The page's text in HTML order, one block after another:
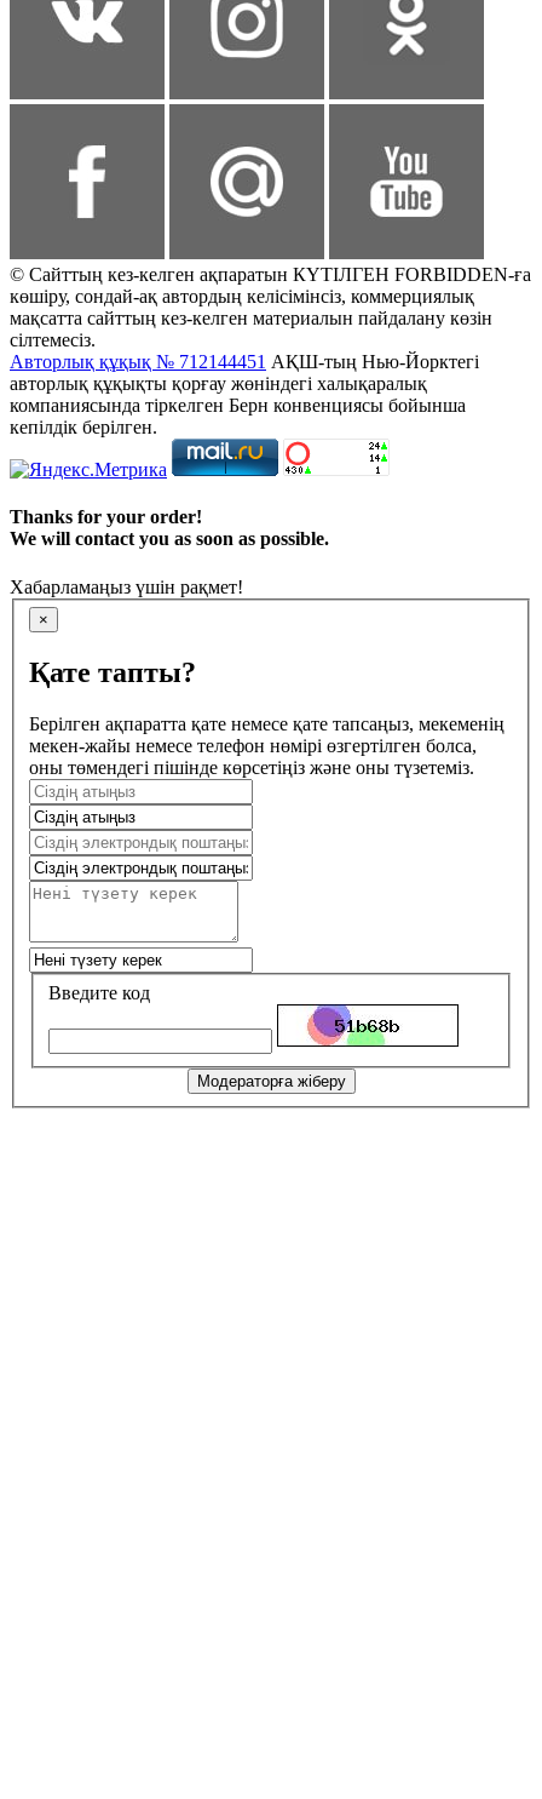
© Сайттың кез-келген ақпаратын КҮТІЛГЕН FORBIDDEN-ға
көшіру, сондай-ақ автордың келісімінсіз, коммерциялық
мақсатта сайттың кез-келген материалын пайдалану көзін
сілтемесіз.
Авторлық құқық № 712144451 АҚШ-тың Нью-Йорктегі
авторлық құқықты қорғау жөніндегі халықаралық
компаниясында тіркелген Берн конвенциясы бойынша
кепілдік берілген.
Thanks for your order!
We will contact you as soon as possible.
Хабарламаңыз үшін рақмет!
×
Қате тапты?
Берілген ақпаратта қате немесе қате тапсаңыз, мекеменің
мекен-жайы немесе телефон нөмірі өзгертілген болса,
оны төмендегі пішінде көрсетіңіз және оны түзетеміз.
Введите код
Модераторға жіберу